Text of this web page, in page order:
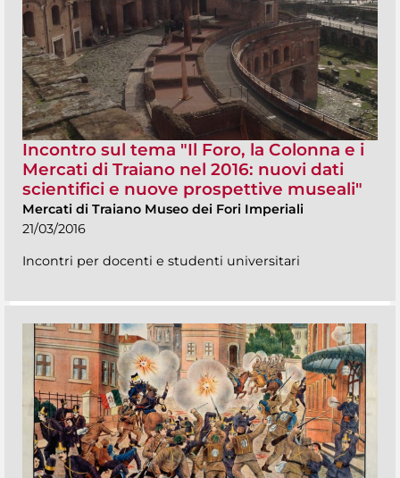
Incontro sul tema "Il Foro, la Colonna e i
Mercati di Traiano nel 2016: nuovi dati
scientifici e nuove prospettive museali"
Mercati di Traiano Museo dei Fori Imperiali
21/03/2016
Incontri per docenti e studenti universitari